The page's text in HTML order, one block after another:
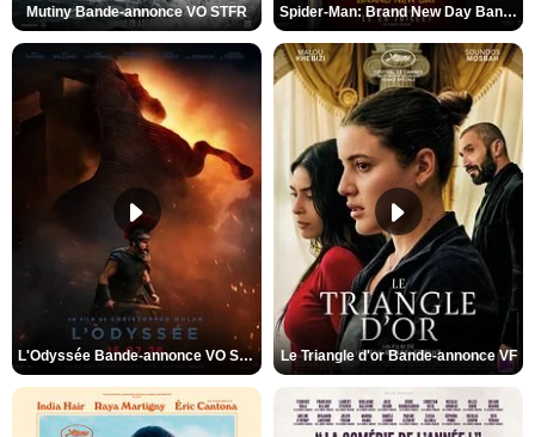
Mutiny Bande-annonce VO STFR Spider-Man: Brand New Day Bande-annonce VO STFR
L'Odyssée Bande-annonce VO STFR Le Triangle d'or Bande-annonce VF